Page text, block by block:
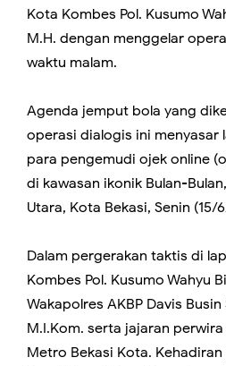
Kota Kombes Pol. Kusumo
M.H. dengan menggelar
waktu malam.
Agenda jemput bola yang
operasi dialogis ini menyasar
para pengemudi ojek online
di kawasan ikonik Bulan-
Utara, Kota Bekasi, Senin (15/
Dalam pergerakan taktis di
Kombes Pol. Kusumo Wahyu
Wakapolres AKBP Davis Busin
M.I.Kom. serta jajaran
Metro Bekasi Kota.